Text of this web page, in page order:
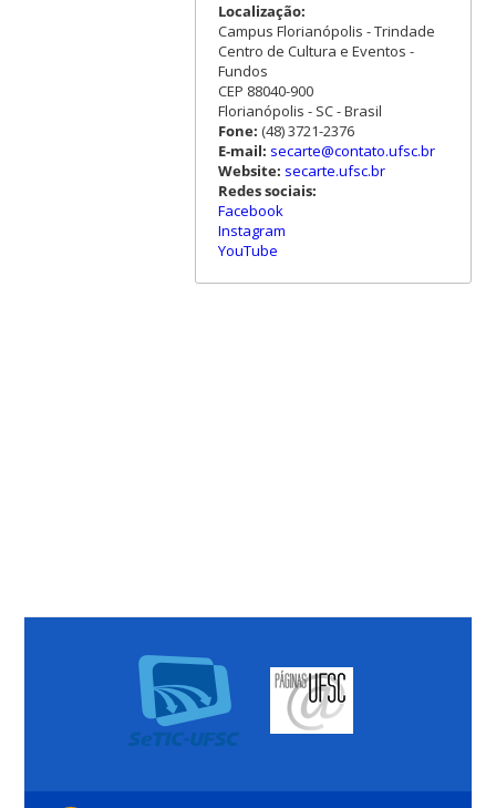
Localização:
Campus Florianópolis - Trindade
Centro de Cultura e Eventos -
Fundos
CEP 88040-900
Florianópolis - SC - Brasil
Fone: (48) 3721-2376
E-mail: secarte@contato.ufsc.br
Website: secarte.ufsc.br
Redes sociais:
Facebook
Instagram
YouTube